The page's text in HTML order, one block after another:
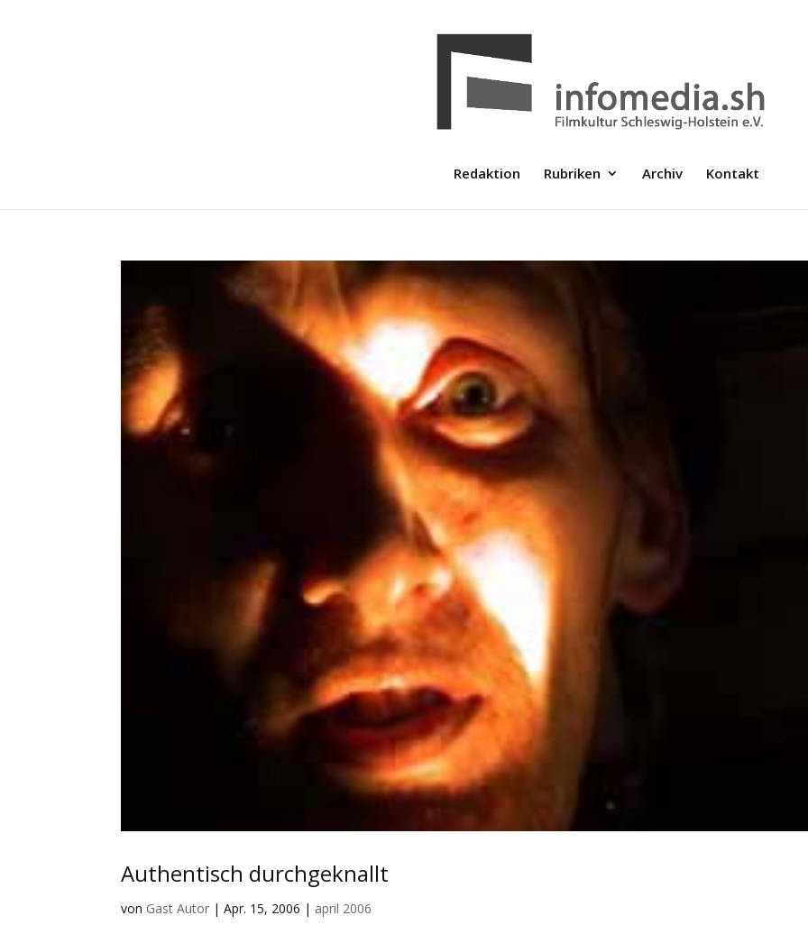
Redaktion Rubriken Archiv Kontakt
Authentisch durchgeknallt
von Gast Autor |Apr. 15, 2006 | april 2006